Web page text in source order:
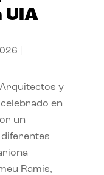
UIA
y
en
un
Ramis,